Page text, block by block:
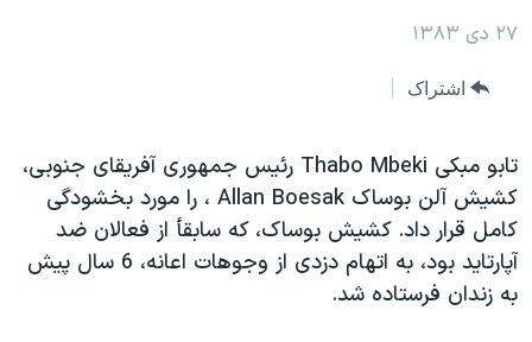
صفحه
به
جستجو
آمریکا
جهان
گزیده‌ها
ویژه برنامه‌ها
ویدیوها
فرهنگ و زندگی
جدول برنامه ها
صفحه‌های ویژه
عملیات خشم حماسی
۲۵۰سالگی آمریکا
بایگانی برنامه‌های تلویزیونی
مستندها
پخش رادیویی
یادگیری زبان انگلیسی
دنبال کنید
۲۷ دی ۱۳۸۳
اشتراک
تابو مبکی Thabo Mbeki رئيس جمهوری آفريقای جنوبی،
کشيش آلن بوساک Allan Boesak ، را مورد بخشودگی
کامل قرار داد. کشيش بوساک، که سابقأ از فعالان ضد
آپارتايد بود، به اتهام دزدی از وجوهات اعانه، 6 سال پيش
به زندان فرستاده شد.